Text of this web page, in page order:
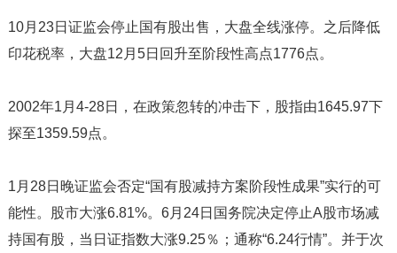
10月23日证监会停止国有股出售，大盘全线涨停。之后降低
印花税率，大盘12月5日回升至阶段性高点1776点。
2002年1月4-28日，在政策忽转的冲击下，股指由1645.97下
探至1359.59点。
1月28日晚证监会否定“国有股减持方案阶段性成果”实行的可
能性。股市大涨6.81%。6月24日国务院决定停止A股市场减
持国有股，当日证指数大涨9.25％；通称“6.24行情”。并于次